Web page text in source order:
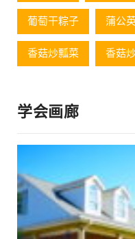
葡萄⼲粽⼦ 蒲公
香菇炒瓢菜 香菇
学会画廊